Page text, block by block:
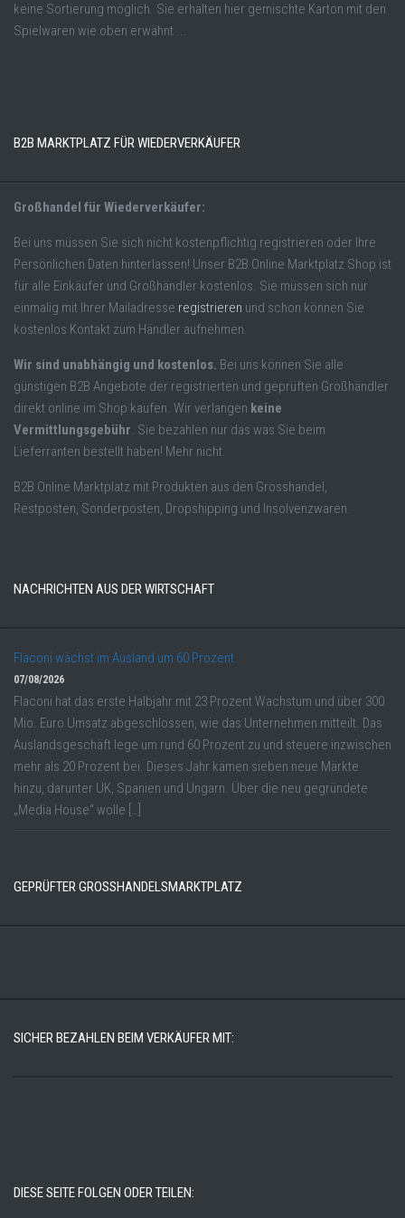
keine Sortierung möglich. Sie erhalten hier gemischte Karton mit den
Spielwaren wie oben erwähnt ...
B2B MARKTPLATZ FÜR WIEDERVERKÄUFER
Großhandel für Wiederverkäufer:
Bei uns müssen Sie sich nicht kostenpflichtig registrieren oder Ihre
Persönlichen Daten hinterlassen! Unser B2B Online Marktplatz Shop ist
für alle Einkäufer und Großhändler kostenlos. Sie müssen sich nur
einmalig mit Ihrer Mailadresse registrieren und schon können Sie
kostenlos Kontakt zum Händler aufnehmen.
Wir sind unabhängig und kostenlos. Bei uns können Sie alle
günstigen B2B Angebote der registrierten und geprüften Großhändler
direkt online im Shop kaufen. Wir verlangen keine
Vermittlungsgebühr. Sie bezahlen nur das was Sie beim
Lieferranten bestellt haben! Mehr nicht.
B2B Online Marktplatz mit Produkten aus den Grosshandel,
Restposten, Sonderposten, Dropshipping und Insolvenzwaren.
NACHRICHTEN AUS DER WIRTSCHAFT
Flaconi wächst im Ausland um 60 Prozent
07/08/2026
Flaconi hat das erste Halbjahr mit 23 Prozent Wachstum und über 300
Mio. Euro Umsatz abgeschlossen, wie das Unternehmen mitteilt. Das
Auslandsgeschäft lege um rund 60 Prozent zu und steuere inzwischen
mehr als 20 Prozent bei. Dieses Jahr kämen sieben neue Märkte
hinzu, darunter UK, Spanien und Ungarn. Über die neu gegründete
„Media House“ wolle […]
GEPRÜFTER GROSSHANDELSMARKTPLATZ
SICHER BEZAHLEN BEIM VERKÄUFER MIT:
DIESE SEITE FOLGEN ODER TEILEN: